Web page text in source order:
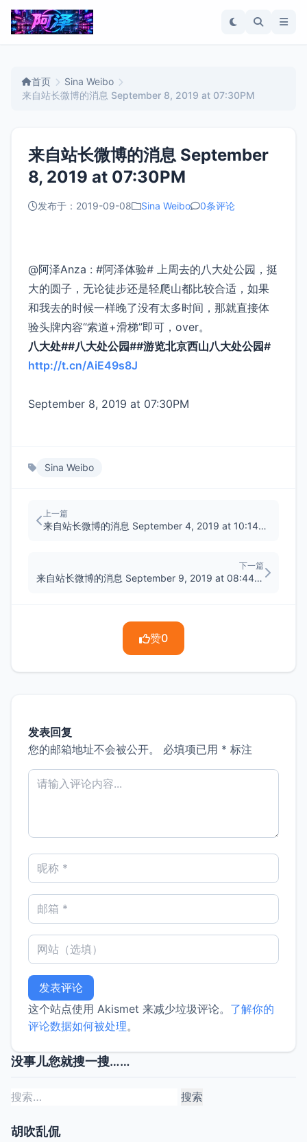
首页
Sina Weibo
来自站长微博的消息 September 8, 2019 at 07:30PM
来自站长微博的消息 September
8, 2019 at 07:30PM
发布于：2019-09-08 Sina Weibo 0条评论
@阿泽Anza : #阿泽体验# 上周去的八大处公园，挺
大的圆子，无论徒步还是轻爬山都比较合适，如果
和我去的时候一样晚了没有太多时间，那就直接体
验头牌内容“索道+滑梯”即可，over。
八大处##八大处公园##游览北京西山八大处公园#
http://t.cn/AiE49s8J
September 8, 2019 at 07:30PM
Sina Weibo
上一篇
来自站长微博的消息 September 4, 2019 at 10:14PM
下一篇
来自站长微博的消息 September 9, 2019 at 08:44AM
赞0
发表回复
您的邮箱地址不会被公开。
必填项已用 * 标注
这个站点使用 Akismet 来减少垃圾评论。 了解你的
评论数据如何被处理。
没事儿您就搜一搜……
搜
胡吹乱侃